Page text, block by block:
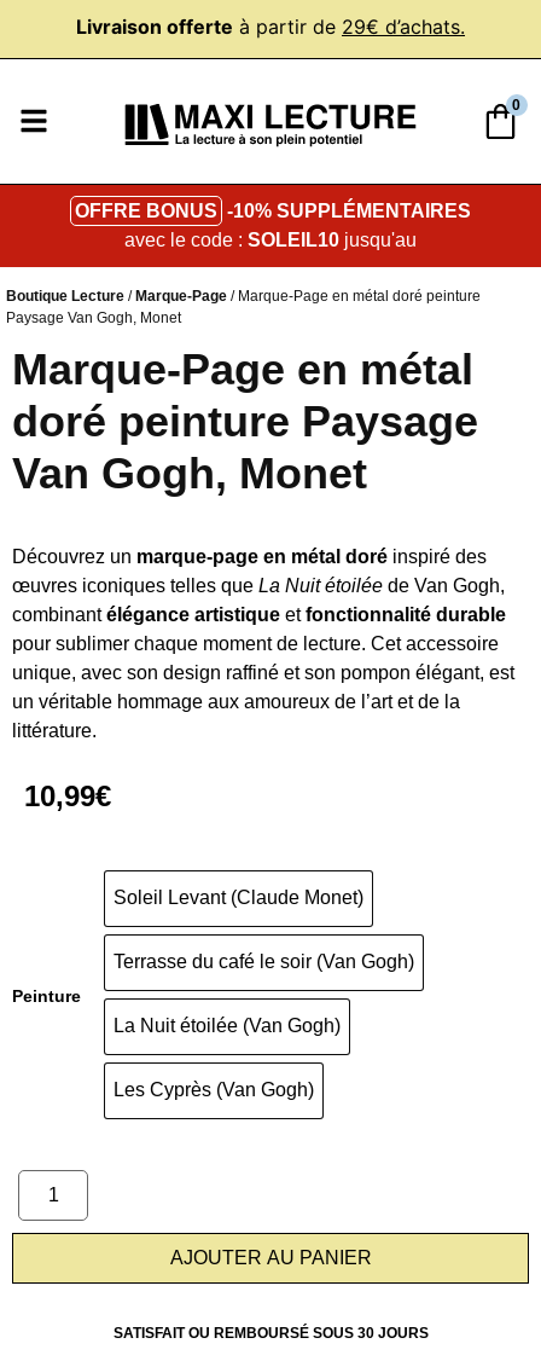
Livraison offerte à partir de 29€ d’achats.
0
OFFRE BONUS -10% SUPPLÉMENTAIRES
avec le code : SOLEIL10 jusqu'au
Boutique Lecture /Marque-Page / Marque-Page en métal doré peinture
Paysage Van Gogh, Monet
Marque-Page en métal
doré peinture Paysage
Van Gogh, Monet
Découvrez un marque-page en métal doré inspiré des
œuvres iconiques telles que La Nuit étoilée de Van Gogh,
combinantélégance artistique etfonctionnalité durable
pour sublimer chaque moment de lecture. Cet accessoire
unique, avec son design raffiné et son pompon élégant, est
un véritable hommage aux amoureux de l’art et de la
littérature.
10,99€
Peinture
Soleil Levant (Claude Monet)
Terrasse du café le soir (Van Gogh)
La Nuit étoilée (Van Gogh)
Les Cyprès (Van Gogh)
AJOUTER AU PANIER
SATISFAIT OU REMBOURSÉ SOUS 30 JOURS